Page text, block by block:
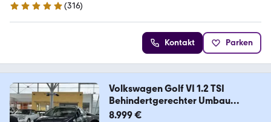
4.9 Sterne
(316)
Kontakt Parken
Volkswagen Golf VI 1.2 TSI
Behindertgerechter Umbau
Rollstu
8.999 €